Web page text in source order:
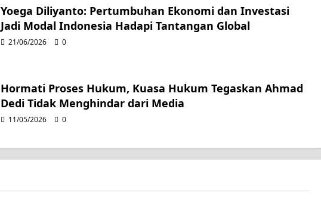
Yoega Diliyanto: Pertumbuhan Ekonomi dan Investasi
Jadi Modal Indonesia Hadapi Tantangan Global
21/06/2026 0
Hormati Proses Hukum, Kuasa Hukum Tegaskan Ahmad
Dedi Tidak Menghindar dari Media
11/05/2026 0